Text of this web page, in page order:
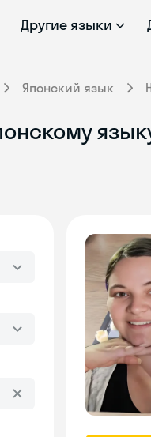
Другие языки
Японский язык